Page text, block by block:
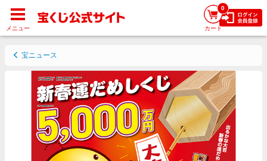
宝ニュース
メニュー
0
カート